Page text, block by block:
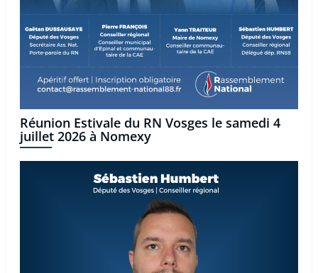
Réunion Estivale du RN Vosges le samedi 4
juillet 2026 à Nomexy